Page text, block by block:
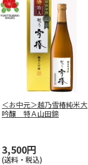
＜お中元＞越乃雪椿純米大
吟醸 特Ａ山田錦
3,500円
(送料・税込)